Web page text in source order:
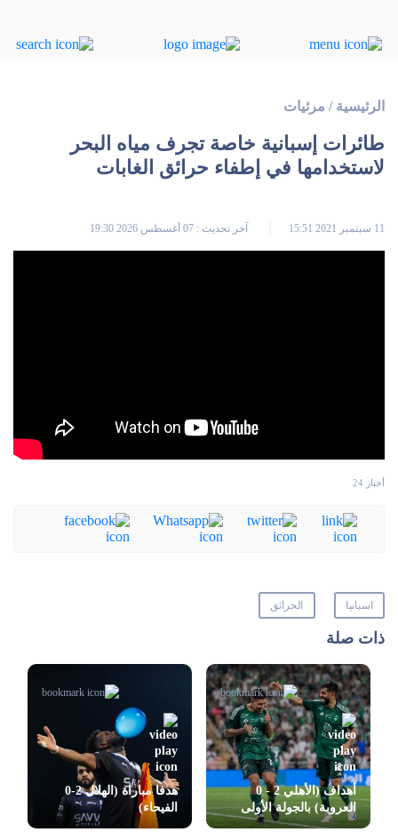
الرئيسية / مرئيات
طائرات إسبانية خاصة تجرف مياه البحر
لاستخدامها في إطفاء حرائق الغابات
11 سبتمبر 2021 15:51 آخر تحديث : 07 أغسطس 2026 19:30
أخبار 24
اسبانيا الحرائق
ذات صلة
أهداف (الأهلي 2 - 0
العروبة) بالجولة الأولى
بدوري روشن
هدفا مباراة (الهلال 2-0
الفيحاء)